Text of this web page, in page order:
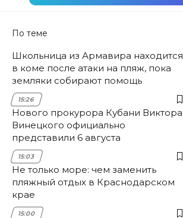
По теме
Школьница из Армавира находится
в коме после атаки на пляж, пока
земляки собирают помощь
15:26
Нового прокурора Кубани Виктора
Винецкого официально
представили 6 августа
15:03
Не только море: чем заменить
пляжный отдых в Краснодарском
крае
15:00